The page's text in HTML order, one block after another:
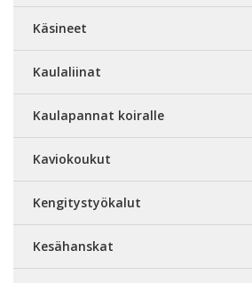
Käsineet
Kaulaliinat
Kaulapannat koiralle
Kaviokoukut
Kengitystyökalut
Kesähanskat